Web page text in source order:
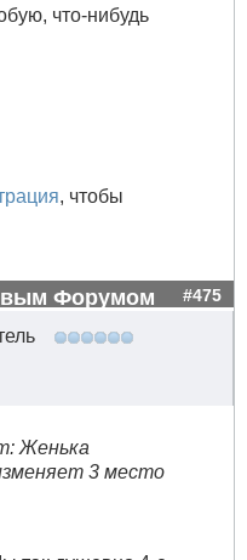
что-нибудь
, чтобы
Форумом #475
Женька
3 место